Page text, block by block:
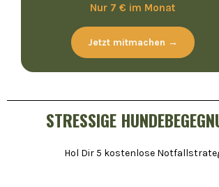
Nur 7 € im Monat
Jetzt mitmachen →
STRESSIGE
Hol Dir 5 kostenlose